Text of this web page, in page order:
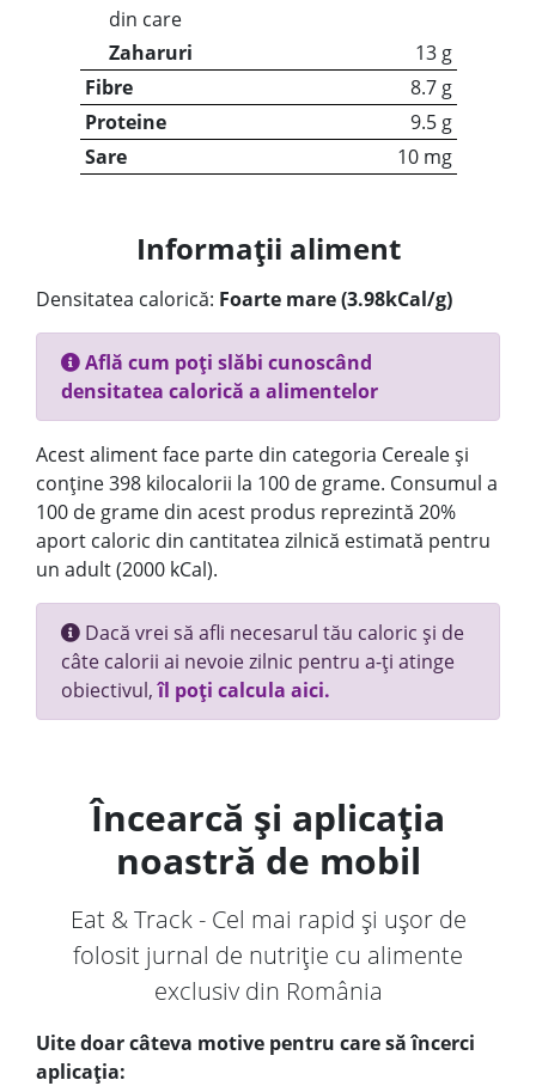
din care
Zaharuri
13 g
Fibre
8.7 g
Proteine
9.5 g
Sare
10 mg
Informații aliment
Densitatea calorică: Foarte mare (3.98kCal/g)
Află cum poți slăbi cunoscând
densitatea calorică a alimentelor
Acest aliment face parte din categoria Cereale și
conține 398 kilocalorii la 100 de grame. Consumul a
100 de grame din acest produs reprezintă 20%
aport caloric din cantitatea zilnică estimată pentru
un adult (2000 kCal).
Dacă vrei să afli necesarul tău caloric și de
câte calorii ai nevoie zilnic pentru a-ți atinge
obiectivul,îl poți calcula aici.
Încearcă și aplicația
noastră de mobil
Eat & Track - Cel mai rapid și ușor de
folosit jurnal de nutriție cu alimente
exclusiv din România
Uite doar câteva motive pentru care să încerci
aplicația: